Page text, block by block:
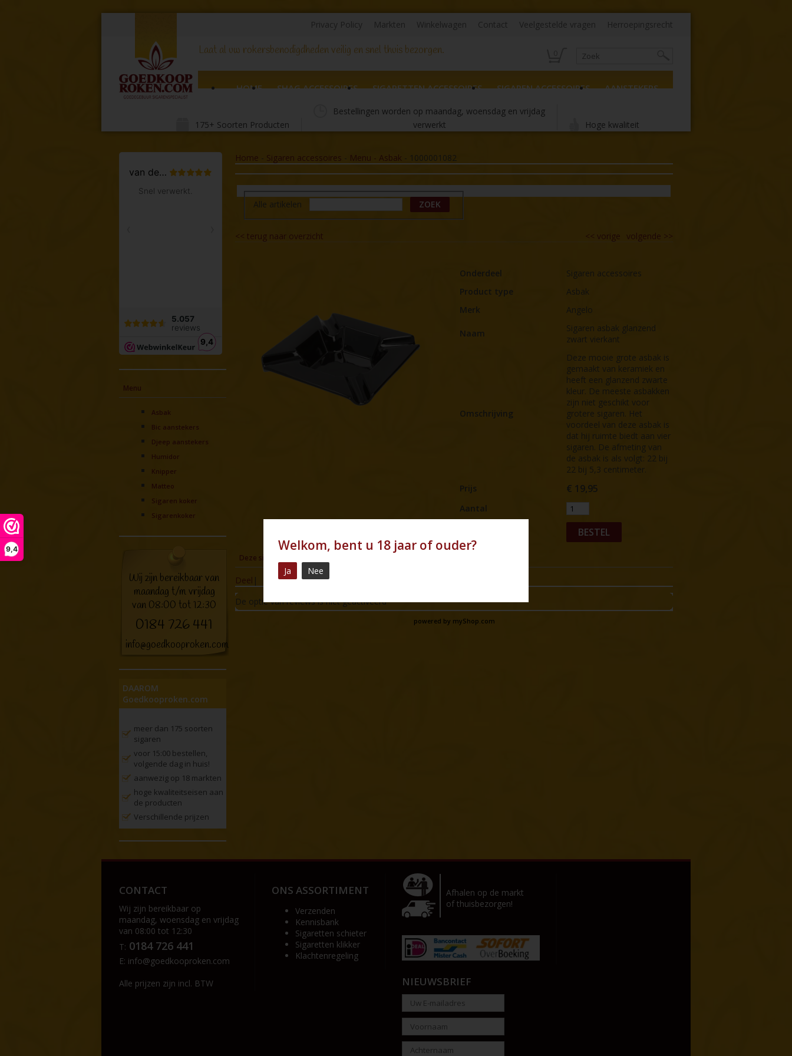
9,4
Privacy Policy Markten Winkelwagen Contact Veelgestelde vragen Herroepingsrecht
Laat al uw rokersbenodigdheden veilig en snel thuis bezorgen.
HOME SHAG ACCESSOIRES SIGARETTEN ACCESSOIRES SIGAREN ACCESSOIRES AANSTEKERS
175+ Soorten Producten
Bestellingen worden op maandag, woensdag en vrijdag
verwerkt
Hoge kwaliteit
Menu
Asbak
Bic aanstekers
Djeep aanstekers
Humidor
Knipper
Matteo
Sigaren koker
Sigarenkoker
Wij zijn bereikbaar van
maandag t/m vrijdag
van 08:00 tot 12:30
0184 726 441
info@goedkooproken.com
DAAROM
Goedkooproken.com
meer dan 175 soorten
sigaren
voor 15:00 bestellen,
volgende dag in huis!
aanwezig op 18 markten
hoge kwaliteitseisen aan
de producten
Verschillende prijzen
Home - Sigaren accessoires - Menu - Asbak - 1000001082
Alle artikelen ZOEK
<<terug naar overzicht volgende >>
<< vorige
Onderdeel
Sigaren accessoires
Product type
Asbak
Merk
Angelo
Naam
Sigaren asbak glanzend
zwart vierkant
Omschrijving
Deze mooie grote asbak is
gemaakt van keramiek en
heeft een glanzend zwarte
kleur. De meeste asbakken
zijn niet geschikt voor
grotere sigaren. Het
voordeel van deze asbak is
dat hij ruimte biedt aan vier
sigaren. De afmeting van
de asbak is als volgt: 22 bij
22 bij 5,3 centimeter.
Prijs
€ 19,95
Aantal
BESTEL
Deze sigaren naar vrienden sturen.
Deel |
De optie van reviews is niet geactiveerd
powered by myShop.com
CONTACT
Wij zijn bereikbaar op
maandag, woensdag en vrijdag
van 08:00 tot 12:30
T: 0184 726 441
E: info@goedkooproken.com
Alle prijzen zijn incl. BTW
ONS ASSORTIMENT
Verzenden
Kennisbank
Sigaretten schieter
Sigaretten klikker
Klachtenregeling
Afhalen op de markt
of thuisbezorgen!
NIEUWSBRIEF
Welkom, bent u 18 jaar of ouder?
Ja Nee